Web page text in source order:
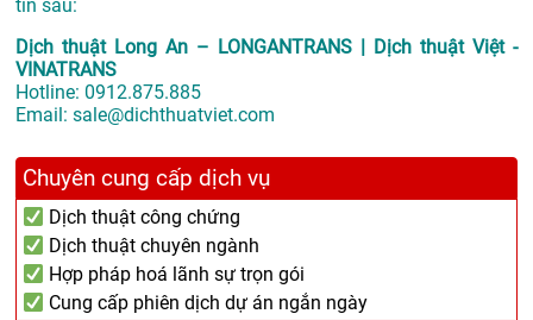
tin sau:
Dịch thuật Long An – LONGANTRANS | Dịch thuật Việt -
VINATRANS
Hotline: 0912.875.885
Email: sale@dichthuatviet.com
Chuyên cung cấp dịch vụ
Dịch thuật công chứng
Dịch thuật chuyên ngành
Hợp pháp hoá lãnh sự trọn gói
Cung cấp phiên dịch dự án ngắn ngày